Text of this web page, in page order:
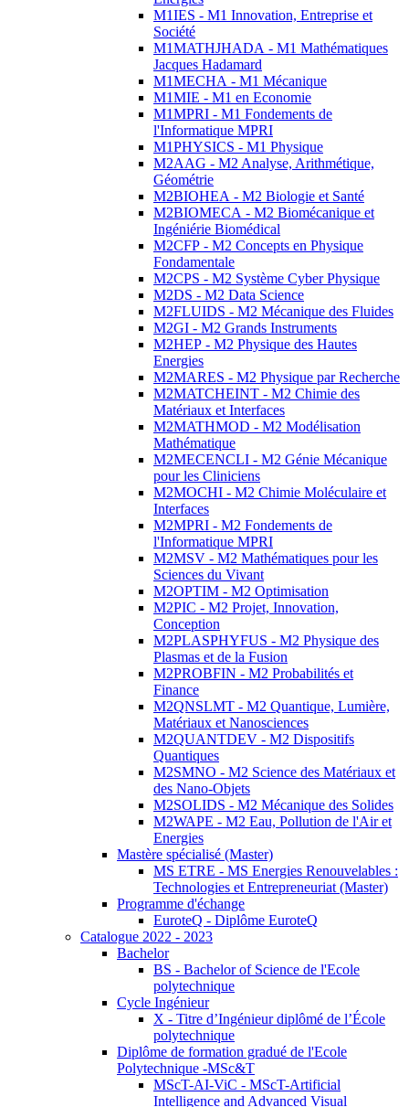
M1IES - M1 Innovation, Entreprise et
Société
M1MATHJHADA - M1 Mathématiques
Jacques Hadamard
M1MECHA - M1 Mécanique
M1MIE - M1 en Economie
M1MPRI - M1 Fondements de
l'Informatique MPRI
M1PHYSICS - M1 Physique
M2AAG - M2 Analyse, Arithmétique,
Géométrie
M2BIOHEA - M2 Biologie et Santé
M2BIOMECA - M2 Biomécanique et
Ingéniérie Biomédical
M2CFP - M2 Concepts en Physique
Fondamentale
M2CPS - M2 Système Cyber Physique
M2DS - M2 Data Science
M2FLUIDS - M2 Mécanique des Fluides
M2GI - M2 Grands Instruments
M2HEP - M2 Physique des Hautes
Energies
M2MARES - M2 Physique par Recherche
M2MATCHEINT - M2 Chimie des
Matériaux et Interfaces
M2MATHMOD - M2 Modélisation
Mathématique
M2MECENCLI - M2 Génie Mécanique
pour les Cliniciens
M2MOCHI - M2 Chimie Moléculaire et
Interfaces
M2MPRI - M2 Fondements de
l'Informatique MPRI
M2MSV - M2 Mathématiques pour les
Sciences du Vivant
M2OPTIM - M2 Optimisation
M2PIC - M2 Projet, Innovation,
Conception
M2PLASPHYFUS - M2 Physique des
Plasmas et de la Fusion
M2PROBFIN - M2 Probabilités et
Finance
M2QNSLMT - M2 Quantique, Lumière,
Matériaux et Nanosciences
M2QUANTDEV - M2 Dispositifs
Quantiques
M2SMNO - M2 Science des Matériaux et
des Nano-Objets
M2SOLIDS - M2 Mécanique des Solides
M2WAPE - M2 Eau, Pollution de l'Air et
Energies
Mastère spécialisé (Master)
MS ETRE - MS Energies Renouvelables :
Technologies et Entrepreneuriat (Master)
Programme d'échange
EuroteQ - Diplôme EuroteQ
Catalogue 2022 - 2023
Bachelor
BS - Bachelor of Science de l'Ecole
polytechnique
Cycle Ingénieur
X - Titre d’Ingénieur diplômé de l’École
polytechnique
Diplôme de formation gradué de l'Ecole
Polytechnique -MSc&T
MScT-AI-ViC - MScT-Artificial
Intelligence and Advanced Visual